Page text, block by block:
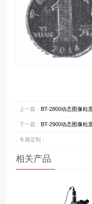
上一篇： BT-2800动态图像粒
下一篇： BT-2900动态图像粒
专属定制：
相关产品